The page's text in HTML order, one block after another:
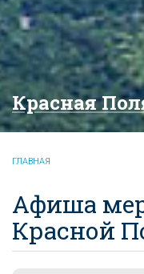
Красная
ГЛАВНАЯ
Афиша
Красной